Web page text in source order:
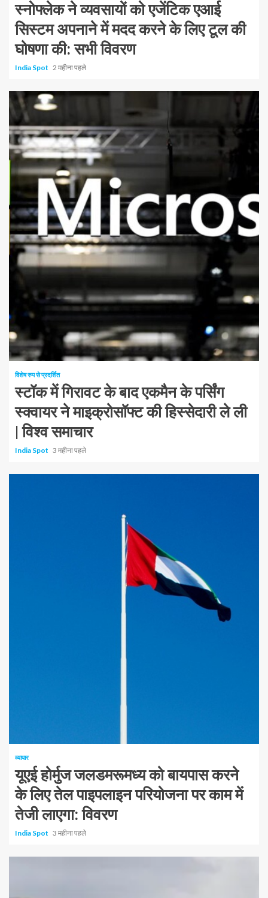
स्नोफ्लेक ने व्यवसायों को एजेंटिक एआई
सिस्टम अपनाने में मदद करने के लिए टूल की
घोषणा की: सभी विवरण
India Spot 2 महीना पहले
1 न्यूनतम पढ़ा
विशेष रुप से प्रदर्शित
स्टॉक में गिरावट के बाद एकमैन के पर्सिंग
स्क्वायर ने माइक्रोसॉफ्ट की हिस्सेदारी ले ली
| विश्व समाचार
India Spot 3 महीना पहले
व्यापार
यूएई होर्मुज जलडमरूमध्य को बायपास करने
के लिए तेल पाइपलाइन परियोजना पर काम में
तेजी लाएगा: विवरण
India Spot 3 महीना पहले